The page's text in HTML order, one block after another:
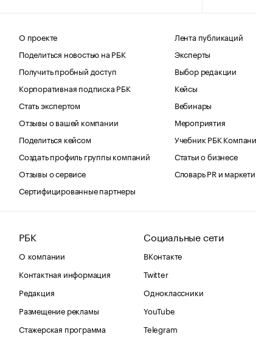
О проекте
Поделиться новостью на РБК
Получить пробный доступ
Корпоративная подписка РБК
Стать экспертом
Отзывы о вашей компании
Поделиться кейсом
Создать профиль группы компаний
Отзывы о сервисе
Сертифицированные партнеры
Лента публикаций
Эксперты
Выбор редакции
Кейсы
Вебинары
Мероприятия
Учебник РБК
Статьи о бизнесе
Словарь PR и
РБК
О компании
Контактная информация
Редакция
Размещение рекламы
Стажерская программа
Социальные сети
ВКонтакте
Twitter
Одноклассники
YouTube
Telegram